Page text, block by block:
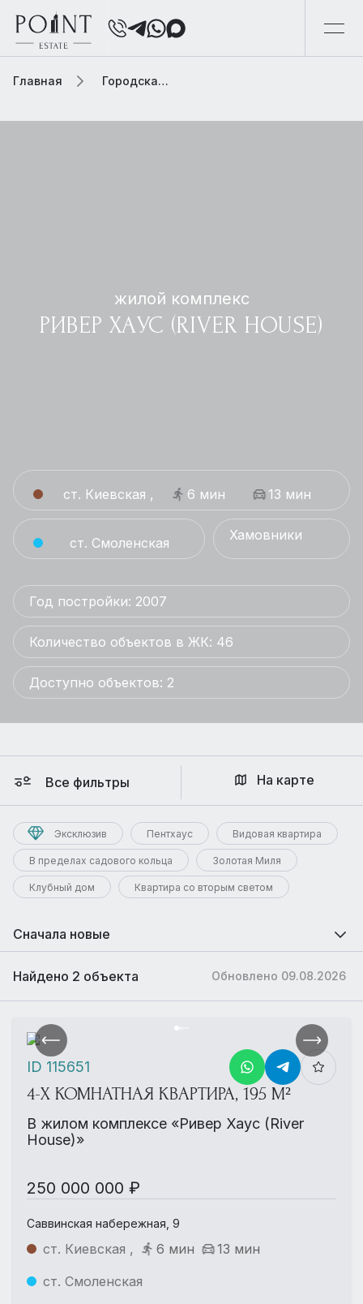
Главная Городская элитная недвижимость
жилой комплекс
РИВЕР ХАУС (RIVER HOUSE)
ст. Киевская , 6 мин 13 мин
ст. Смоленская Хамовники
Год постройки: 2007
Количество объектов в ЖК: 46
Доступно объектов: 2
Все фильтры
Эксклюзив Пентхаус Видовая квартира
В пределах садового кольца Золотая Миля
Клубный дом Квартира со вторым светом
На карте
Сначала новые
Обновлено 09.08.2026
Найдено 2 объекта
4-Х КОМНАТНАЯ КВАРТИРА, 195 М²
В жилом комплексе «Ривер Хаус (River
House)»
250 000 000 ₽
Саввинская набережная, 9
ст. Киевская , 6 мин
13 мин
ст. Смоленская
ID 115651